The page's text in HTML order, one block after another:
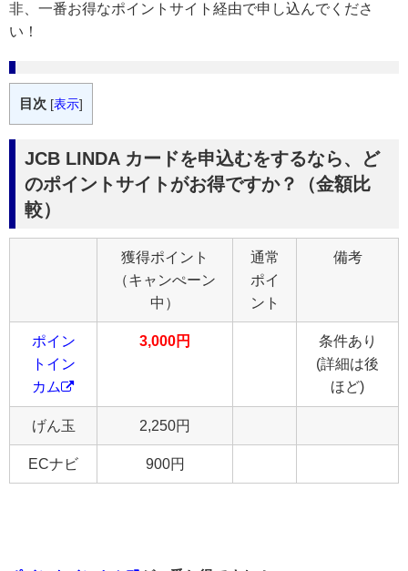
非、一番お得なポイントサイト経由で申し込んでくださ
い！
目次 [表示]
JCB LINDA カードを申込むをするなら、ど
のポイントサイトがお得ですか？（金額比
較）
獲得ポイント
（キャンぺーン
中）
通常
ポイ
ント
備考
ポイン
トイン
カム
3,000円
条件あり
(詳細は後
ほど)
げん玉 2,250円
ECナビ 900円